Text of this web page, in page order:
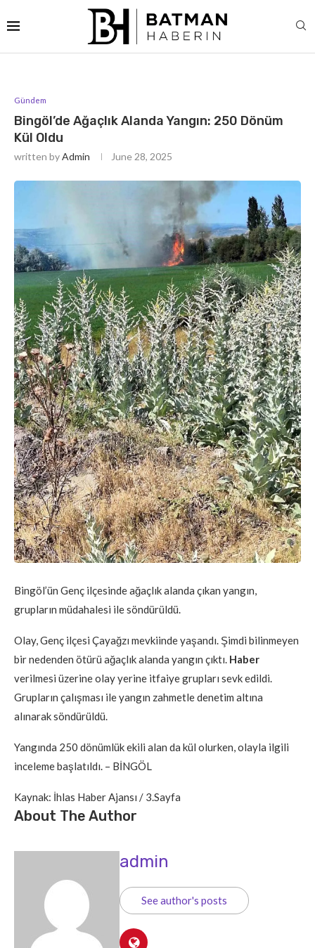
Gündem
Bingöl’de Ağaçlık Alanda Yangın: 250 Dönüm
Kül Oldu
written byAdmin June 28, 2025
Bingöl’ün Genç ilçesinde ağaçlık alanda çıkan yangın,
grupların müdahalesi ile söndürüldü.
Olay, Genç ilçesi Çayağzı mevkiinde yaşandı. Şimdi bilinmeyen
bir nedenden ötürü ağaçlık alanda yangın çıktı. Haber
verilmesi üzerine olay yerine itfaiye grupları sevk edildi.
Grupların çalışması ile yangın zahmetle denetim altına
alınarak söndürüldü.
Yangında 250 dönümlük ekili alan da kül olurken, olayla ilgili
inceleme başlatıldı. – BİNGÖL
Kaynak: İhlas Haber Ajansı / 3.Sayfa
About The Author
admin
See author's posts